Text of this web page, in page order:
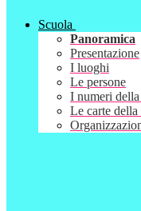
Scuola
Panoramica
Presentazione
I luoghi
Le persone
I numeri della
Le carte della